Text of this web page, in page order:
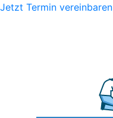
Jetzt Termin vereinbaren